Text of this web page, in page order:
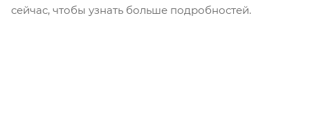
сейчас, чтобы узнать больше подробностей.